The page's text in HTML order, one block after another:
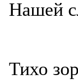
Нашей
Тихо